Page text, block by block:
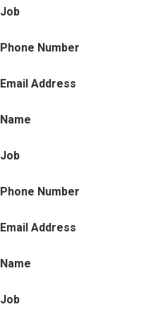
Job
Phone Number
Email Address
Name
Job
Phone Number
Email Address
Name
Job